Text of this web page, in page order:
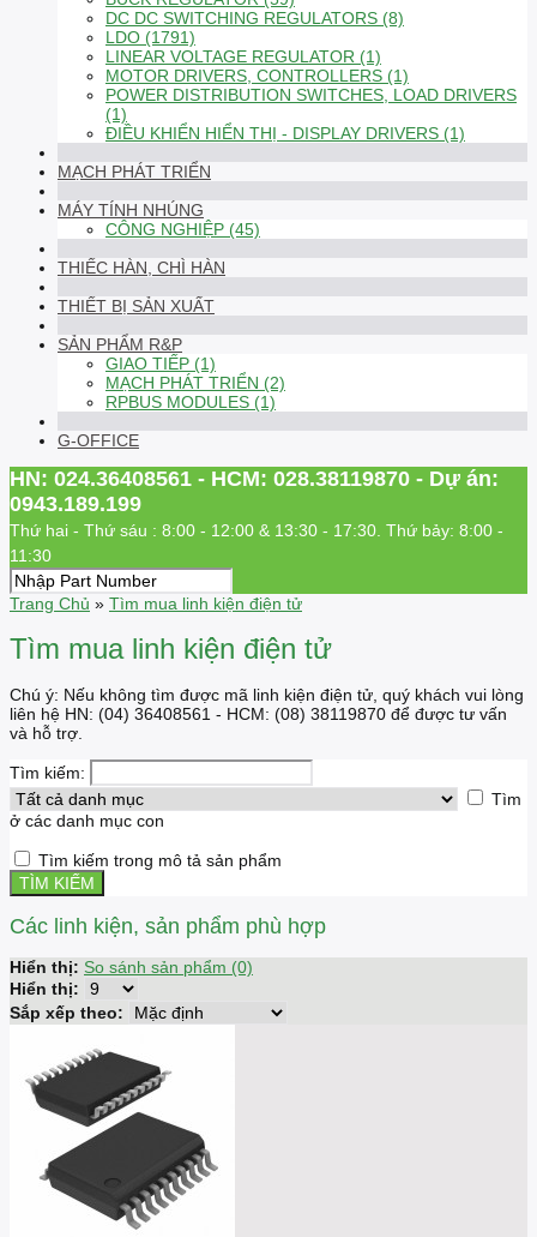
DC DC SWITCHING REGULATORS (8)
LDO (1791)
LINEAR VOLTAGE REGULATOR (1)
MOTOR DRIVERS, CONTROLLERS (1)
POWER DISTRIBUTION SWITCHES, LOAD DRIVERS
(1)
ĐIỀU KHIỂN HIỂN THỊ - DISPLAY DRIVERS (1)
MẠCH PHÁT TRIỂN
MÁY TÍNH NHÚNG
CÔNG NGHIỆP (45)
THIẾC HÀN, CHÌ HÀN
THIẾT BỊ SẢN XUẤT
SẢN PHẨM R&P
GIAO TIẾP (1)
MẠCH PHÁT TRIỂN (2)
RPBUS MODULES (1)
G-OFFICE
HN: 024.36408561 - HCM: 028.38119870 - Dự án:
0943.189.199
Thứ hai - Thứ sáu : 8:00 - 12:00 & 13:30 - 17:30. Thứ bảy: 8:00 -
11:30
Trang Chủ » Tìm mua linh kiện điện tử
Tìm mua linh kiện điện tử
Chú ý: Nếu không tìm được mã linh kiện điện tử, quý khách vui lòng
liên hệ HN: (04) 36408561 - HCM: (08) 38119870 để được tư vấn
và hỗ trợ.
Tìm kiếm:
Tìm
ở các danh mục con
Tìm kiếm trong mô tả sản phẩm
Các linh kiện, sản phẩm phù hợp
Hiển thị: So sánh sản phẩm (0)
Hiển thị:
Sắp xếp theo: